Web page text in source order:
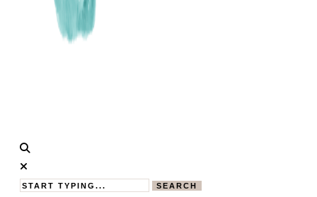
Calistas
Traum
MAMABLOG
SEARCH